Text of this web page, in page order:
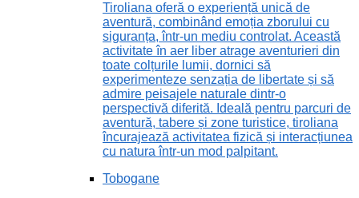
Tiroliana oferă o experiență unică de
aventură, combinând emoția zborului cu
siguranța, într-un mediu controlat. Această
activitate în aer liber atrage aventurieri din
toate colțurile lumii, dornici să
experimenteze senzația de libertate și să
admire peisajele naturale dintr-o
perspectivă diferită. Ideală pentru parcuri de
aventură, tabere și zone turistice, tiroliana
încurajează activitatea fizică și interacțiunea
cu natura într-un mod palpitant.
Tobogane